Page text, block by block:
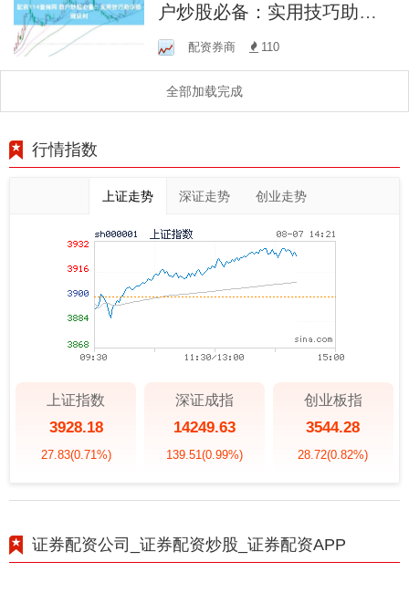
户炒股必备：实用技巧助你
稳健获利
配资券商 110
全部加载完成
行情指数
上证走势 深证走势 创业走势
上证指数
3928.18
27.83(0.71%)
深证成指
14249.63
139.51 (0.99%)
创业板指
3544.28
28.72(0.82%)
证券配资公司_证券配资炒股_证券配资APP